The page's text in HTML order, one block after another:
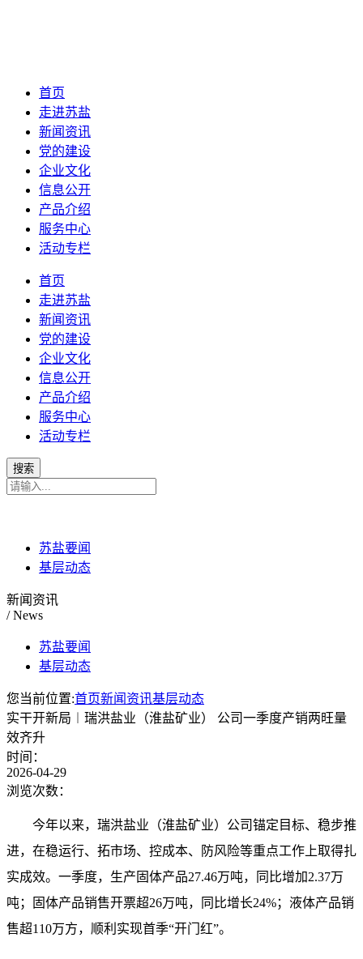
首页
走进苏盐
新闻资讯
党的建设
企业文化
信息公开
产品介绍
服务中心
活动专栏
首页
走进苏盐
新闻资讯
党的建设
企业文化
信息公开
产品介绍
服务中心
活动专栏
苏盐要闻
基层动态
新闻资讯
/ News
苏盐要闻
基层动态
您当前位置:首页新闻资讯基层动态
实干开新局︱瑞洪盐业（淮盐矿业） 公司一季度产销两旺量
效齐升
时间：
2026-04-29
浏览次数：
今年以来，瑞洪盐业（淮盐矿业）公司锚定目标、稳步推
进，在稳运行、拓市场、控成本、防风险等重点工作上取得扎
实成效。一季度，生产固体产品27.46万吨，同比增加2.37万
吨；固体产品销售开票超26万吨，同比增长24%；液体产品销
售超110万方，顺利实现首季“开门红”。